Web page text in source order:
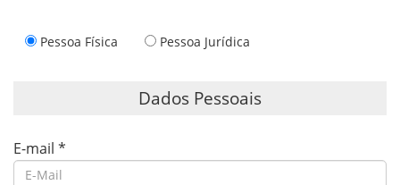
Pessoa Física Pessoa Jurídica
Dados Pessoais
E-mail *